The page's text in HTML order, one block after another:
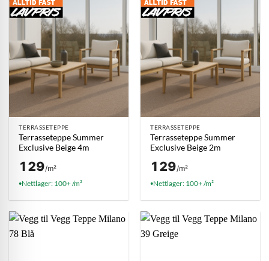
TERRASSETEPPE
Terrasseteppe Summer
Exclusive Beige 4m
129/m²
●Nettlager: 100+ /m²
TERRASSETEPPE
Terrasseteppe Summer
Exclusive Beige 2m
129/m²
●Nettlager: 100+ /m²